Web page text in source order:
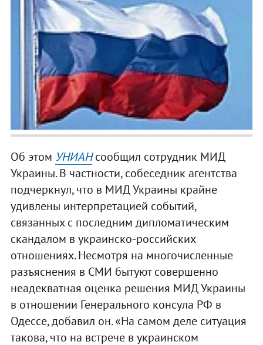
Об этом УНИАНсообщил сотрудник МИД
Украины. В частности, собеседник агентства
подчеркнул, что в МИД Украины крайне
удивлены интерпретацией событий,
связанных с последним дипломатическим
скандалом в украинско-российских
отношениях. Несмотря на многочисленные
разъяснения в СМИ бытуют совершенно
неадекватная оценка решения МИД Украины
в отношении Генерального консула РФ в
Одессе, добавил он. «На самом деле ситуация
такова, что на встрече в украинском